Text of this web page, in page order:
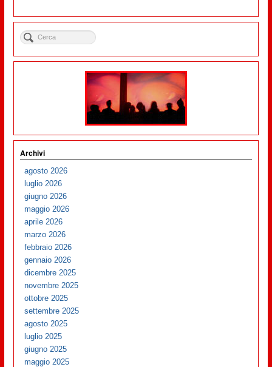
Archivi
agosto 2026
luglio 2026
giugno 2026
maggio 2026
aprile 2026
marzo 2026
febbraio 2026
gennaio 2026
dicembre 2025
novembre 2025
ottobre 2025
settembre 2025
agosto 2025
luglio 2025
giugno 2025
maggio 2025